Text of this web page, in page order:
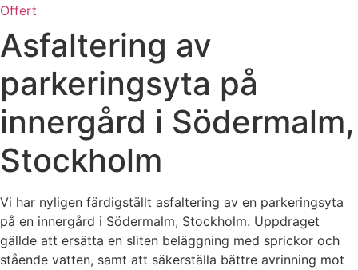
Offert
Asfaltering av
parkeringsyta på
innergård i Södermalm,
Stockholm
Vi har nyligen färdigställt asfaltering av en parkeringsyta
på en innergård i Södermalm, Stockholm. Uppdraget
gällde att ersätta en sliten beläggning med sprickor och
stående vatten, samt att säkerställa bättre avrinning mot